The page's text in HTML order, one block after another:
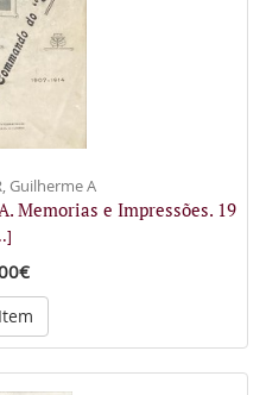
Guilherme A
Memorias e Impressões. 19